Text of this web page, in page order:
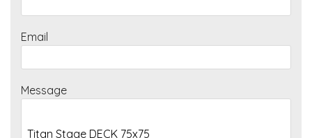
Email
Message